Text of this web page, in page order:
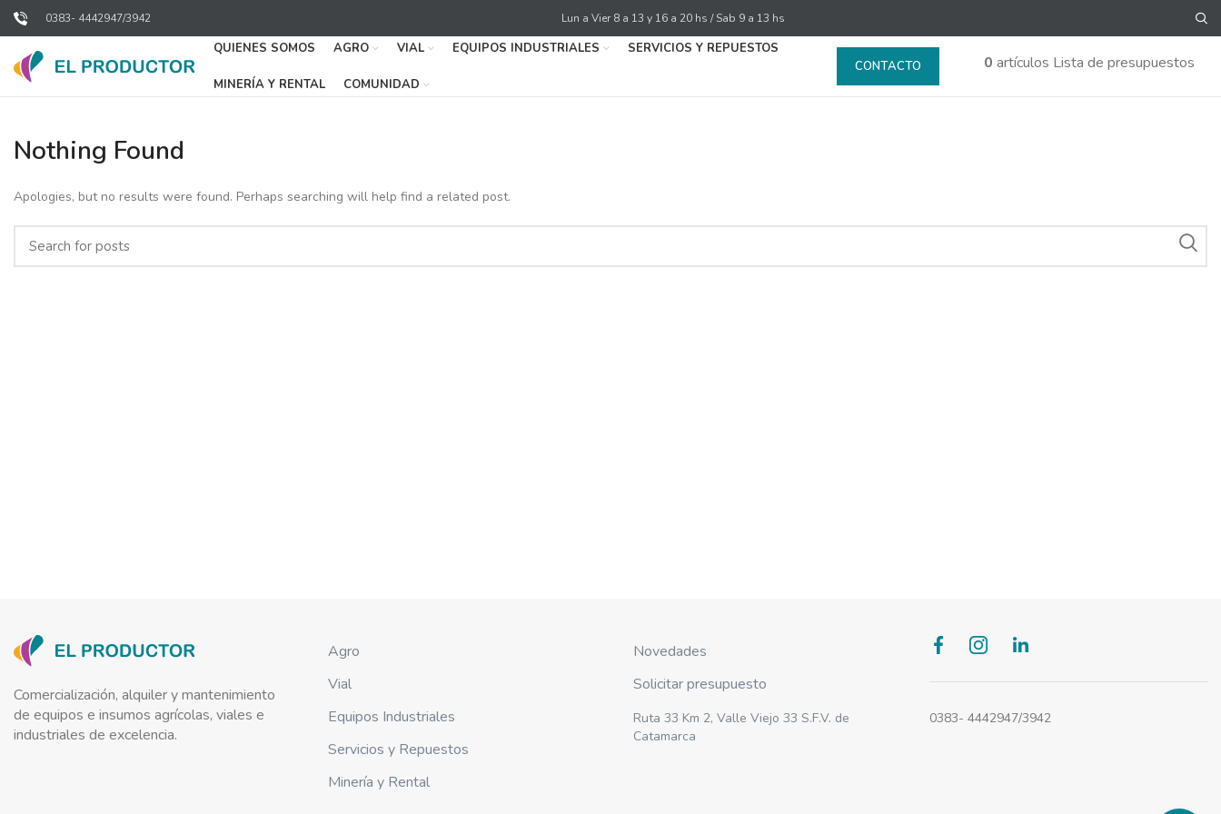
0383- 4442947/3942 Lun a Vier 8 a 13 y 16 a 20 hs / Sab 9 a 13 hs
QUIENES SOMOS AGRO VIAL EQUIPOS INDUSTRIALES SERVICIOS Y REPUESTOS
MINERÍA Y RENTAL COMUNIDAD
CONTACTO 0 artículos Lista de presupuestos
Nothing Found
Apologies, but no results were found. Perhaps searching will help find a related post.
Comercialización, alquiler y mantenimiento
de equipos e insumos agrícolas, viales e
industriales de excelencia.
Agro
Vial
Equipos Industriales
Servicios y Repuestos
Minería y Rental
Novedades
Solicitar presupuesto
Ruta 33 Km 2, Valle Viejo 33 S.F.V. de
Catamarca
0383- 4442947/3942